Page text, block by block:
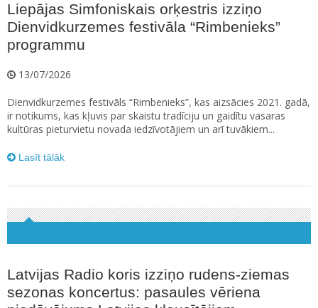
Liepājas Simfoniskais orķestris izziņo
Dienvidkurzemes festivāla “Rimbenieks”
programmu
13/07/2026
Dienvidkurzemes festivāls “Rimbenieks”, kas aizsācies 2021. gadā,
ir notikums, kas kļuvis par skaistu tradīciju un gaidītu vasaras
kultūras pieturvietu novada iedzīvotājiem un arī tuvākiem...
Lasīt tālāk
Latvijas Radio koris izziņo rudens-ziemas
sezonas koncertus: pasaules vēriena